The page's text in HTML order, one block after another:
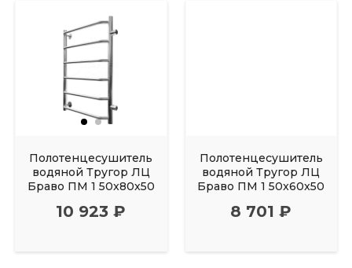
Полотенцесушитель
водяной Тругор ЛЦ
Браво ПМ 1 50x80x50
10 923 ₽
Полотенцесушитель
водяной Тругор ЛЦ
Браво ПМ 1 50x60x50
8 701 ₽